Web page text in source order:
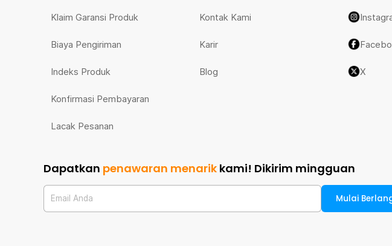
Klaim Garansi Produk
Biaya Pengiriman
Indeks Produk
Konfirmasi Pembayaran
Lacak Pesanan
Kontak Kami
Karir
Blog X
Dapatkan penawaran menarik kami! Dikirim mingguan
Email Anda Mulai